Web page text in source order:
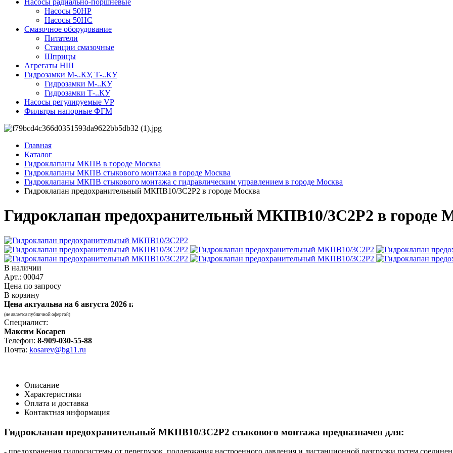
Насосы радиально-поршневые
Насосы 50НР
Насосы 50НС
Смазочное оборудование
Питатели
Станции смазочные
Шприцы
Агрегаты НШ
Гидрозамки М-..КУ, Т-..КУ
Гидрозамки М-..КУ
Гидрозамки Т-..КУ
Насосы регулируемые VP
Фильтры напорные ФГМ
Главная
Каталог
Гидроклапаны МКПВ в городе Москва
Гидроклапаны МКПВ стыкового монтажа в городе Москва
Гидроклапаны МКПВ стыкового монтажа с гидравлическим управлением в городе Москва
Гидроклапан предохранительный МКПВ10/3С2Р2 в городе Москва
Гидроклапан предохранительный МКПВ10/3С2Р2 в городе
В наличии
Арт.: 00047
Цена по запросу
В корзину
Цена актуальна на 6 августа 2026 г.
(не является публичной офертой)
Специалист:
Максим Косарев
Телефон: 8-909-030-55-88
Почта: kosarev@bg11.ru
Описание
Характеристики
Оплата и доставка
Контактная информация
Гидроклапан предохранительный МКПВ10/3С2Р2 стыкового монтажа предназначен для: